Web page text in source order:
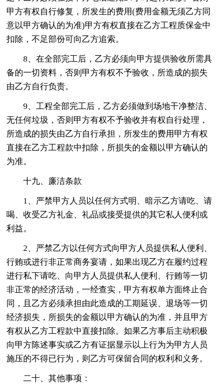
甲方有权自行修复，所发生的费用(费用金额无须乙方同
意以甲方确认的为准)甲方有权直接在乙方工程质保金中
扣除，不足部份可向乙方追索。
8、在全部完工后，乙方必须向甲方提供验收所需具
备的一切资料，否则甲方有权不予验收，所造成的损失
由乙方自行负责。
9、工程全部完工后，乙方必须做到场地干净整洁、
无任何垃圾，否则甲方有权不予验收并有权自行处理，
所造成的损失由乙方自行承担，所发生的费用甲方有权
直接在乙方工程款中扣除，所损失的金额以甲方确认的
为准。
十九、廉洁条款
1、严禁甲方人员以任何方式明、暗示乙方请吃、请
喝、收受乙方礼金、礼品或接受提供的其它私人便利或
利益。
2、严禁乙方以任何方式向甲方人员提供私人便利、
行贿或进行非正常商务宴请，如果出现乙方在履约过程
进行私下请吃、向甲方人员提供私人便利、行贿等一切
非正常的经济活动，一经查实，甲方有权单方面终止合
同，且乙方必须承担由此造成的工期延误、退场等一切
经济损失，所损失的金额以甲方确认的为准，并且甲方
有权从乙方工程款中直接扣除。如果乙方事后主动积极
向甲方陈述事实或乙方有证据显示以上行为为甲方人员
施压的不得已行为，则乙方可保留合同的权利和义务。
二十、其他事项：